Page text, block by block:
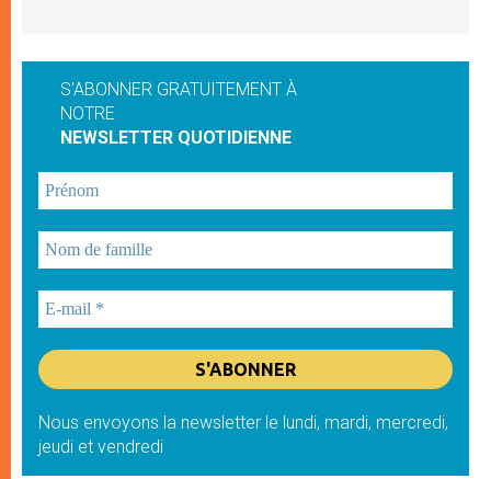
S'ABONNER GRATUITEMENT À
NOTRE
NEWSLETTER QUOTIDIENNE
Nous envoyons la newsletter le lundi, mardi, mercredi,
jeudi et vendredi